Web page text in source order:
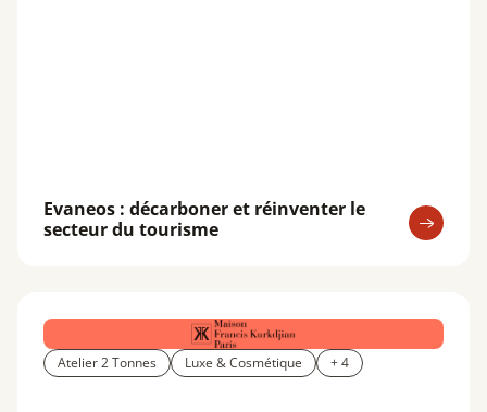
Evaneos : décarboner et réinventer le
secteur du tourisme
Atelier 2 Tonnes Luxe & Cosmétique + 4